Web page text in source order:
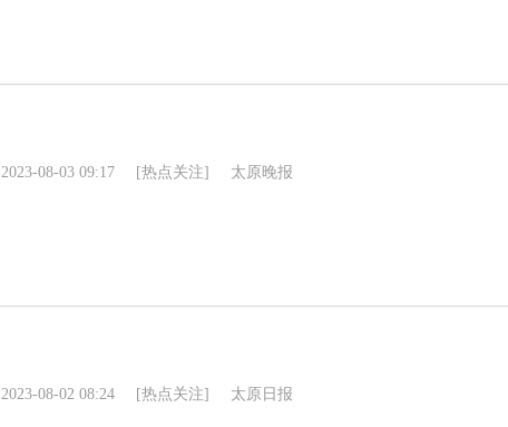
2023-08-03 09:17 [热点关注] 太原晚报
2023-08-02 08:24 [热点关注] 太原日报